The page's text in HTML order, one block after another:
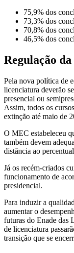
75,9% dos
73,3% dos
70,8% dos
46,5% dos
Regulação
Pela nova política de
licenciatura deverão
presencial ou
Assim, todos os
extinção até maio de
O MEC estabeleceu
também devem
distância ao
Já os recém-criados
funcionamento de
presidencial.
Para induzir a
aumentar o
futuras do Enade das
de licenciatura
transição que se